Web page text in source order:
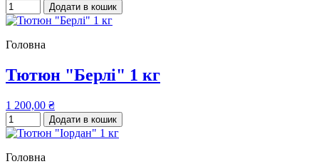
Додати в кошик
Головна
Тютюн "Берлі" 1 кг
1 200,00 ₴
Додати в кошик
Головна